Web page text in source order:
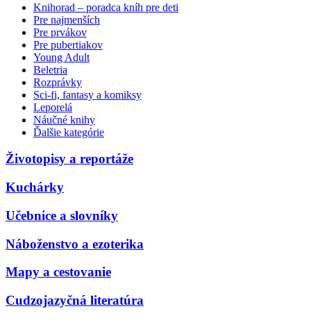
Knihorad – poradca kníh pre deti
Pre najmenších
Pre prvákov
Pre pubertiakov
Young Adult
Beletria
Rozprávky
Sci-fi, fantasy a komiksy
Leporelá
Náučné knihy
Ďalšie kategórie
Životopisy a reportáže
Kuchárky
Učebnice a slovníky
Náboženstvo a ezoterika
Mapy a cestovanie
Cudzojazyčná literatúra